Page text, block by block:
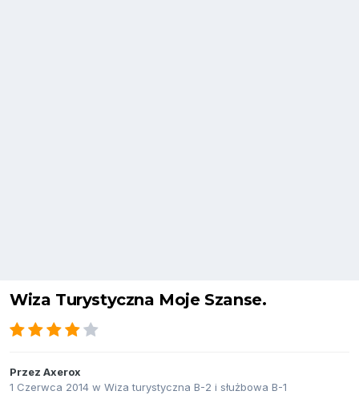
Wiza Turystyczna Moje Szanse.
Przez Axerox
1 Czerwca 2014 w Wiza turystyczna B-2 i służbowa B-1